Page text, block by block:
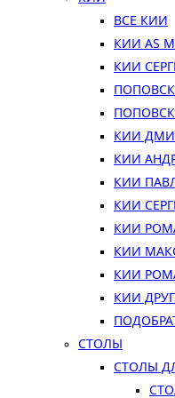
ВСЕ КИИ
КИИ AS
КИИ
КИИ
КИИ
КИИ
КИИ
КИИ
КИИ
КИИ
КИИ
СТОЛЫ
СТОЛЫ